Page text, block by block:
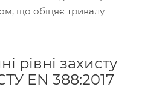
що обіцяє тривалу
рівні захисту
EN 388:2017